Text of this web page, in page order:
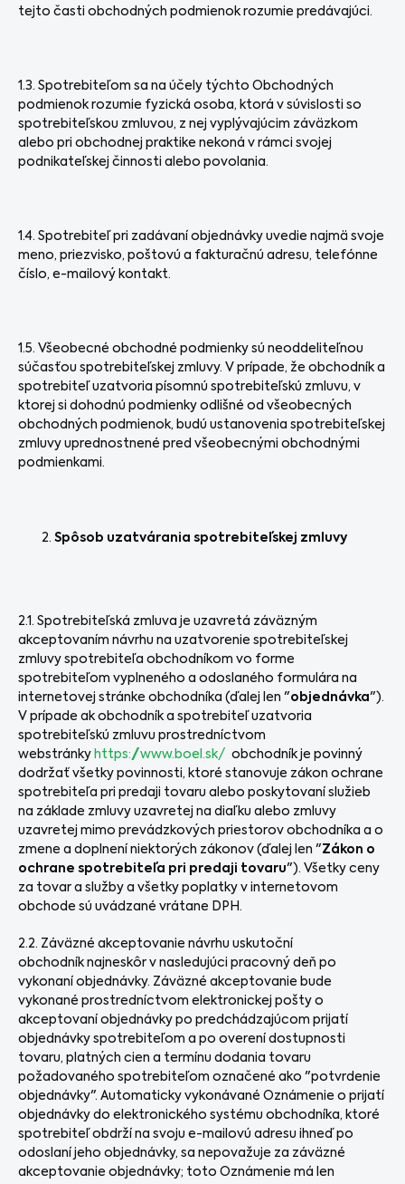
tejto časti obchodných podmienok rozumie predávajúci.
1.3. Spotrebiteľom sa na účely týchto Obchodných
podmienok rozumie fyzická osoba, ktorá v súvislosti so
spotrebiteľskou zmluvou, z nej vyplývajúcim záväzkom
alebo pri obchodnej praktike nekoná v rámci svojej
podnikateľskej činnosti alebo povolania.
1.4. Spotrebiteľ pri zadávaní objednávky uvedie najmä svoje
meno, priezvisko, poštovú a fakturačnú adresu, telefónne
číslo, e-mailový kontakt.
1.5. Všeobecné obchodné podmienky sú neoddeliteľnou
súčasťou spotrebiteľskej zmluvy. V prípade, že obchodník a
spotrebiteľ uzatvoria písomnú spotrebiteľskú zmluvu, v
ktorej si dohodnú podmienky odlišné od všeobecných
obchodných podmienok, budú ustanovenia spotrebiteľskej
zmluvy uprednostnené pred všeobecnými obchodnými
podmienkami.
Spôsob uzatvárania spotrebiteľskej zmluvy
2.1. Spotrebiteľská zmluva je uzavretá záväzným
akceptovaním návrhu na uzatvorenie spotrebiteľskej
zmluvy spotrebiteľa obchodníkom vo forme
spotrebiteľom vyplneného a odoslaného formulára na
internetovej stránke obchodníka (ďalej len "objednávka").
V prípade ak obchodník a spotrebiteľ uzatvoria
spotrebiteľskú zmluvu prostredníctvom
webstránky https://www.boel.sk/ obchodník je povinný
dodržať všetky povinnosti, ktoré stanovuje zákon ochrane
spotrebiteľa pri predaji tovaru alebo poskytovaní služieb
na základe zmluvy uzavretej na diaľku alebo zmluvy
uzavretej mimo prevádzkových priestorov obchodníka a o
zmene a doplnení niektorých zákonov (ďalej len "Zákon o
ochrane spotrebiteľa pri predaji tovaru"). Všetky ceny
za tovar a služby a všetky poplatky v internetovom
obchode sú uvádzané vrátane DPH.
2.2. Záväzné akceptovanie návrhu uskutoční
obchodník najneskôr v nasledujúci pracovný deň po
vykonaní objednávky. Záväzné akceptovanie bude
vykonané prostredníctvom elektronickej pošty o
akceptovaní objednávky po predchádzajúcom prijatí
objednávky spotrebiteľom a po overení dostupnosti
tovaru, platných cien a termínu dodania tovaru
požadovaného spotrebiteľom označené ako "potvrdenie
objednávky". Automaticky vykonávané Oznámenie o prijatí
objednávky do elektronického systému obchodníka, ktoré
spotrebiteľ obdrží na svoju e-mailovú adresu ihneď po
odoslaní jeho objednávky, sa nepovažuje za záväzné
akceptovanie objednávky; toto Oznámenie má len